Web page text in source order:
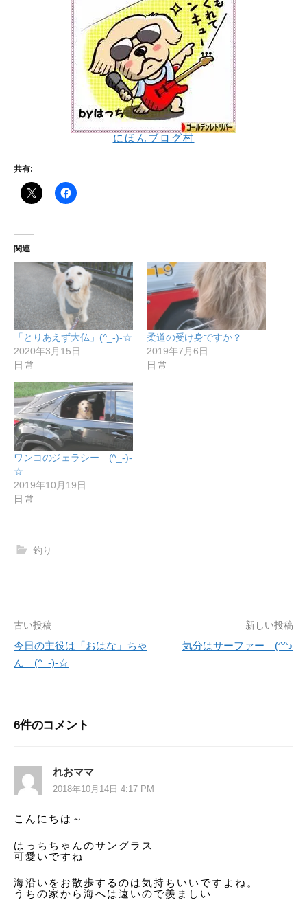
にほんブログ村
共有:
関連
「とりあえず大仏」(^_-)-☆
2020年3月15日
日常
柔道の受け身ですか？
2019年7月6日
日常
ワンコのジェラシー (^_-)-
☆
2019年10月19日
日常
釣り
投
稿
ゲ
シ
古い投稿
今日の主役は「おはな」ちゃ
ん (^_-)-☆
新しい投稿
気分はサーファー (^^♪
6件のコメント
れおママ
2018年10月14日 4:17 PM
こんにちは～
はっちちゃんのサングラス️
可愛いですね
海沿いをお散歩するのは気持ちいいですよね。
うちの家から海へは遠いので羨ましい